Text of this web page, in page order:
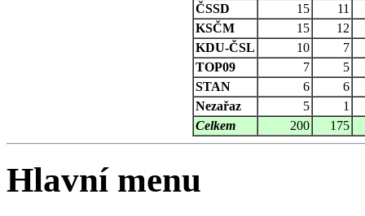
ČSSD
15
11
KSČM
15
12
KDU-ČSL
10
7
TOP09
7
5
STAN
6
6
Nezařaz
5
1
Celkem
200 175
Hlavní menu